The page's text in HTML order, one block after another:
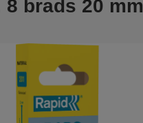
8 brads 20 mm